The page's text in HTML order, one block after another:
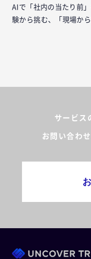
AIで「社内の当たり前
験から挑む、「現場か
サービス
お問い合わ